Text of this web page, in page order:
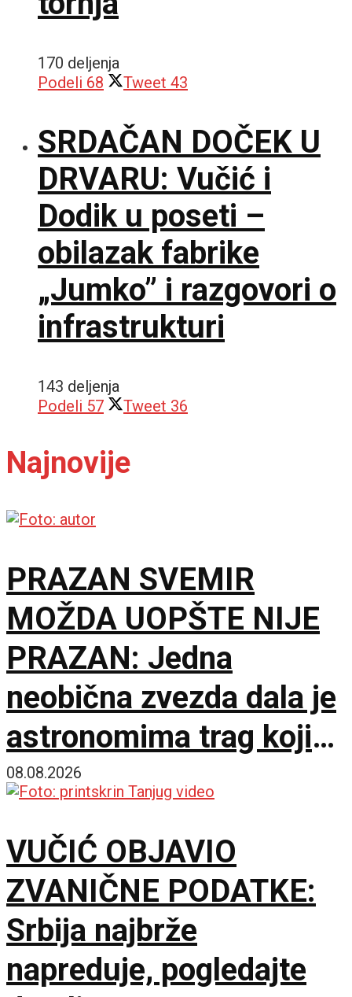
170 deljenja
Podeli 68 Tweet 43
SRDAČAN DOČEK U
DRVARU: Vučić i
Dodik u poseti –
obilazak fabrike
„Jumko” i razgovori o
infrastrukturi
143 deljenja
Podeli 57 Tweet 36
Najnovije
PRAZAN SVEMIR
MOŽDA UOPŠTE NIJE
PRAZAN: Jedna
neobična zvezda dala je
astronomima trag koji
čekaju decenijama
08.08.2026
VUČIĆ OBJAVIO
ZVANIČNE PODATKE:
Srbija najbrže
napreduje, pogledajte